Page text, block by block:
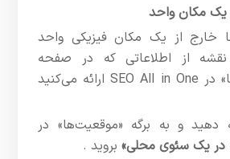
یک مکان واحد
خارج از یک مکان فیزیکی واحد
نقشه از اطلاعاتی که در صفحه
«تنظیمات مکان‌ها» در SEO All in One ارائه می‌کنید
دهید و به برگه «موقعیت‌ها» در
یک سئوی محلی» بروید .